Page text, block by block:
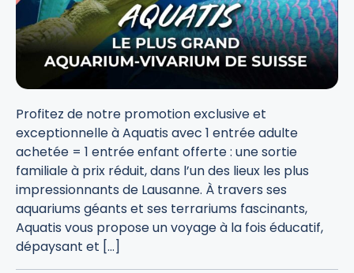
Profitez de notre promotion exclusive et
exceptionnelle à Aquatis avec 1 entrée adulte
achetée = 1 entrée enfant offerte : une sortie
familiale à prix réduit, dans l’un des lieux les plus
impressionnants de Lausanne. À travers ses
aquariums géants et ses terrariums fascinants,
Aquatis vous propose un voyage à la fois éducatif,
dépaysant et […]